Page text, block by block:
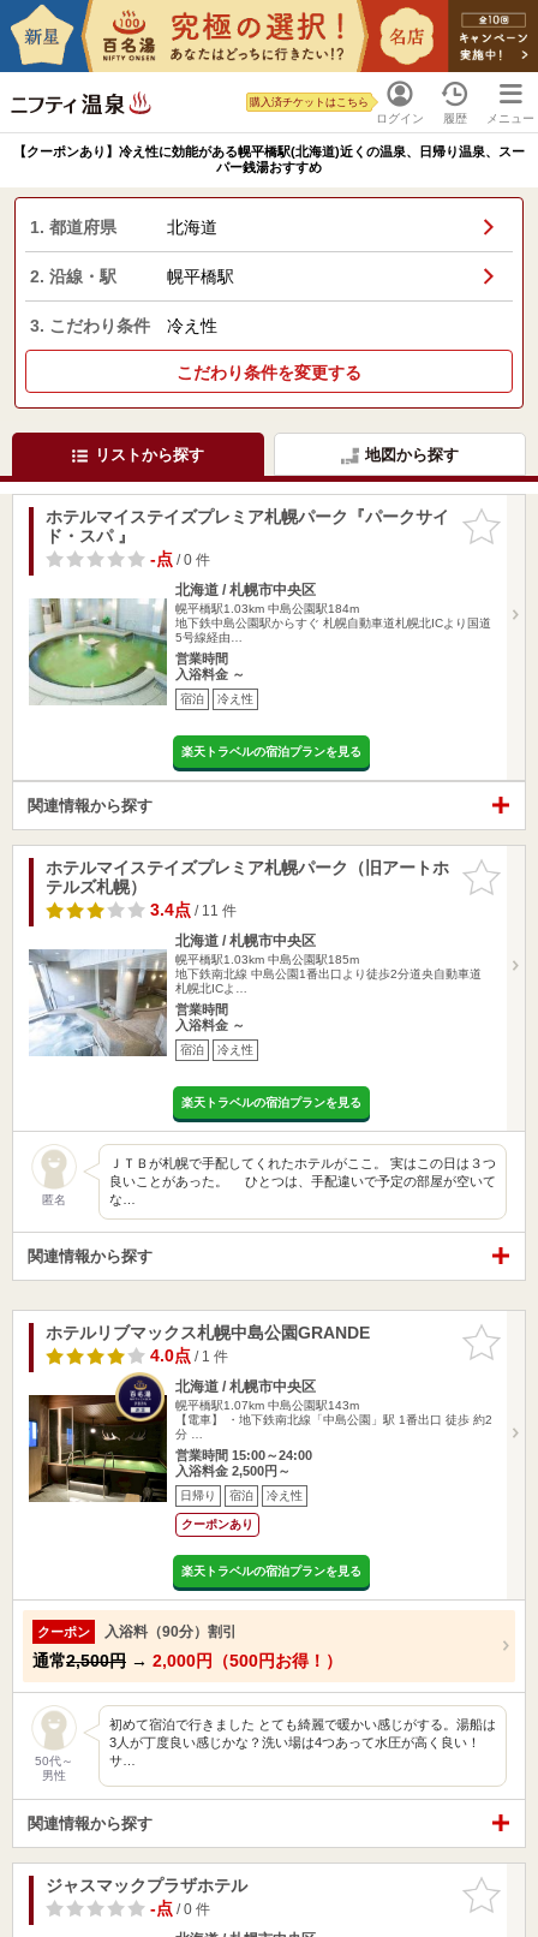
ログイン
購入済チケットはこちら
履歴 メニュー
【クーポンあり】冷え性に効能がある幌平橋駅(北海道)近くの温泉、日帰り温泉、スー
パー銭湯おすすめ
1. 都道府県 北海道
2. 沿線・駅 幌平橋駅
3. こだわり条件 冷え性
こだわり条件を変更する
リストから探す 地図から探す
お気に入
りに追加
ホテルマイステイズプレミア札幌パーク『パークサイ
ド・スパ 』
-点/ 0 件
北海道 / 札幌市中央区
幌平橋駅1.03km 中島公園駅184m
地下鉄中島公園駅からすぐ 札幌自動車道札幌北ICより国道
5号線経由…
営業時間
入浴料金 ～
宿泊 冷え性
楽天トラベルの宿泊プランを見る
関連情報から探す
お気に入
りに追加
ホテルマイステイズプレミア札幌パーク（旧アートホ
テルズ札幌）
3.4点/ 11 件
北海道 / 札幌市中央区
幌平橋駅1.03km 中島公園駅185m
地下鉄南北線 中島公園1番出口より徒歩2分道央自動車道
札幌北ICよ…
営業時間
入浴料金 ～
宿泊 冷え性
楽天トラベルの宿泊プランを見る
匿名
ＪＴＢが札幌で手配してくれたホテルがここ。 実はこの日は３つ
良いことがあった。 ひとつは、手配違いで予定の部屋が空いて
な…
関連情報から探す
お気に入
りに追加
ホテルリブマックス札幌中島公園GRANDE
4.0点/ 1 件
北海道 / 札幌市中央区
幌平橋駅1.07km 中島公園駅143m
【電車】 ・地下鉄南北線「中島公園」駅 1番出口 徒歩 約2
分 …
営業時間 15:00～24:00
入浴料金 2,500円～
日帰り 宿泊 冷え性
クーポンあり
楽天トラベルの宿泊プランを見る
クーポン 入浴料（90分）割引
通常2,500円 → 2,000円（500円お得！）
50代～
男性
初めて宿泊で行きました とても綺麗で暖かい感じがする。湯船は
3人が丁度良い感じかな？洗い場は4つあって水圧が高く良い！
サ…
関連情報から探す
お気に入
りに追加
ジャスマックプラザホテル
-点/ 0 件